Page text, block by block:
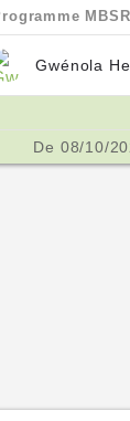
Gwénola
De 08/10/